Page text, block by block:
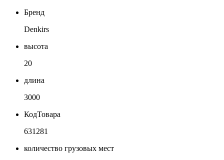
Бренд
Denkirs
высота
20
длина
3000
КодТовара
631281
количество грузовых мест